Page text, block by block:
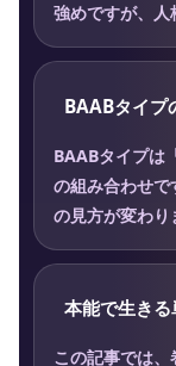
強めですが、人
BAABタイプ
BAABタイプは
の組み合わせ
の見方が変わり
本能で生き
この記事では